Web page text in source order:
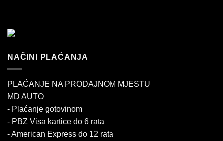
NAČINI PLAĆANJA
PLAĆANJE NA PRODAJNOM MJESTU
MD AUTO
- Plaćanje gotovinom
- PBZ Visa kartice do 6 rata
- American Express do 12 rata